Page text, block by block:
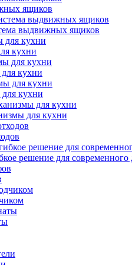
ящиков
выдвижных ящиков
кухни
кухни
кухни
для кухни
решение для современного